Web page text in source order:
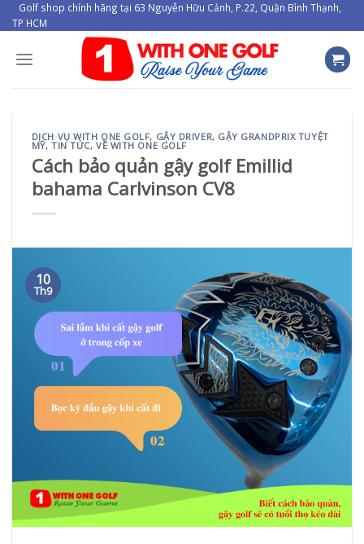
Skip
to
content
Golf shop chính hãng tại 63 Nguyễn Hữu Cảnh, P.22, Quận Bình Thạnh,
TP HCM
DỊCH VỤ WITH ONE GOLF, GẬY DRIVER, GẬY GRANDPRIX TUYỆT
MỸ, TIN TỨC, VỀ WITH ONE GOLF
Cách bảo quản gậy golf Emillid
bahama Carlvinson CV8
10
Th9